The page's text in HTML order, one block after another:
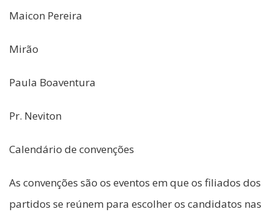
Maicon Pereira
Mirão
Paula Boaventura
Pr. Neviton
Calendário de convenções
As convenções são os eventos em que os filiados dos
partidos se reúnem para escolher os candidatos nas